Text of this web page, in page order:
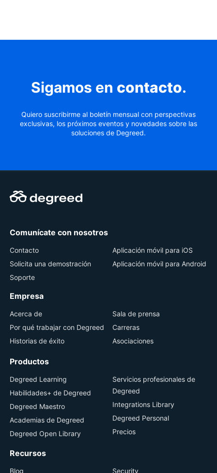
Sigamos en contacto.
Quiero suscribirme al boletín mensual con perspectivas
exclusivas, los próximos eventos y novedades sobre las
soluciones de Degreed.
Comunícate con nosotros
Contacto
Solicita una demostración
Soporte
Aplicación móvil para iOS
Aplicación móvil para Android
Empresa
Acerca de
Por qué trabajar con Degreed
Historias de éxito
Sala de prensa
Carreras
Asociaciones
Productos
Degreed Learning
Habilidades+ de Degreed
Degreed Maestro
Academias de Degreed
Degreed Open Library
Servicios profesionales de
Degreed
Integrations Library
Degreed Personal
Precios
Recursos
Blog Security